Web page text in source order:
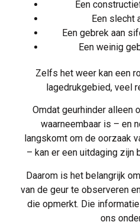
Een
Een slecht
Een gebrek aan
Een weinig
Zelfs het weer kan een
lagedrukgebied, veel
Omdat geurhinder alleen
waarneembaar is – en
langskomt om de oorzaak
– kan er een uitdaging zijn
Daarom is het belangrijk
van de geur te observeren
die opmerkt. Die
ons